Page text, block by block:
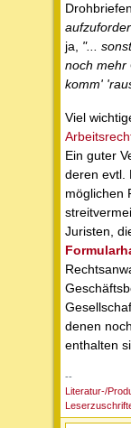
Drohbriefen
ja, "...
noch mehr
komm'
Viel
Ein guter
deren evtl.
möglichen
Juristen,
denen
enthalten
--
Literatur-/